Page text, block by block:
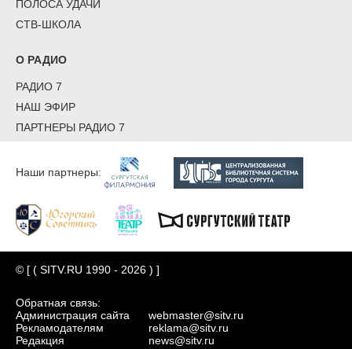
ПОЛОСА УДАЧИ
СТВ-ШКОЛА
О РАДИО
РАДИО 7
НАШ ЭФИР
ПАРТНЕРЫ РАДИО 7
Наши партнеры:
© [ ( SITV.RU 1990 - 2026 ) ]
Обратная связь:
Администрация сайта
Рекламодателям
Редакция
webmaster@sitv.ru
reklama@sitv.ru
news@sitv.ru